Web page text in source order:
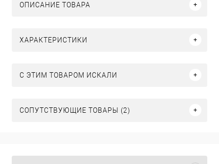
ОПИСАНИЕ ТОВАРА
ХАРАКТЕРИСТИКИ
C ЭТИМ ТОВАРОМ ИСКАЛИ
СОПУТСТВУЮЩИЕ ТОВАРЫ (2)